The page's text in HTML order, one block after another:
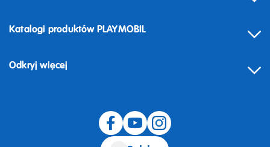
Odstąpienie od umowy
Katalogi produktów PLAYMOBIL
Odkryj więcej